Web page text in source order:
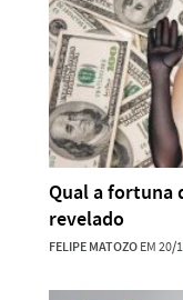
Qual a fortuna
revelado
FELIPE MATOZOEM 20/